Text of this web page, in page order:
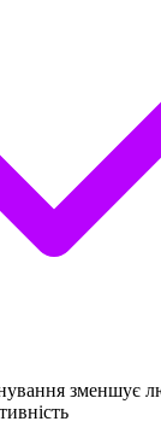
зменшує